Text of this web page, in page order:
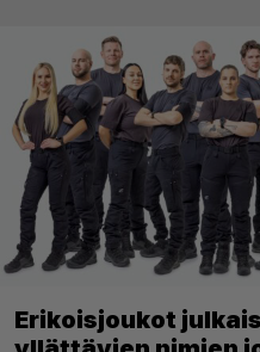
Erikoisjoukot